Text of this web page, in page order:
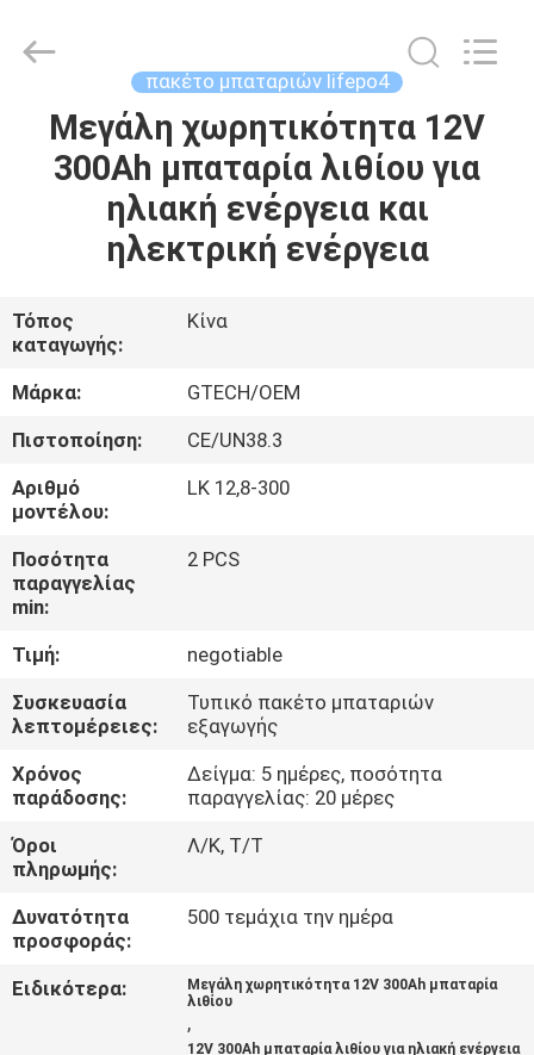
ΣΠΊΤΙ
ΠΡΟΪΌΝΤΑ
ΣΧΕΤΙΚΆ
ΜΕ
ΕΜΆΣ
ΕΠΙΣΚΕΨΉ
ΕΡΓΟΣΤΑΣΊΟΥ
ΈΛΕΓΧΟΣ
ΠΟΙΌΤΗΤΑΣ
ΕΠΙΚΟΙΝΩΝΉΣΤΕ
ΜΑΖΊ
ΕΙΔΉΣΕΙΣ
ΖΗΤΉΣΤΕ
ΜΙΑ
ΠΡΟΣΦΟΡΆ
POWER
GROUP.
πακέτο μπαταριών lifepo4
Μεγάλη χωρητικότητα 12V
300Ah μπαταρία λιθίου για
ηλιακή ενέργεια και
ηλεκτρική ενέργεια
Τόπος
καταγωγής:
Κίνα
Μάρκα:
GTECH/OEM
Πιστοποίηση:
CE/UN38.3
Αριθμό
μοντέλου:
LK 12,8-300
Ποσότητα
παραγγελίας
min:
2 PCS
Τιμή:
negotiable
Συσκευασία
λεπτομέρειες:
Τυπικό πακέτο μπαταριών
εξαγωγής
Χρόνος
παράδοσης:
Δείγμα: 5 ημέρες, ποσότητα
παραγγελίας: 20 μέρες
Όροι
πληρωμής:
Λ/Κ, Τ/Τ
Δυνατότητα
προσφοράς:
500 τεμάχια την ημέρα
Ειδικότερα:
Μεγάλη χωρητικότητα 12V 300Ah μπαταρία
λιθίου
,
12V 300Ah μπαταρία λιθίου για ηλιακή ενέργεια